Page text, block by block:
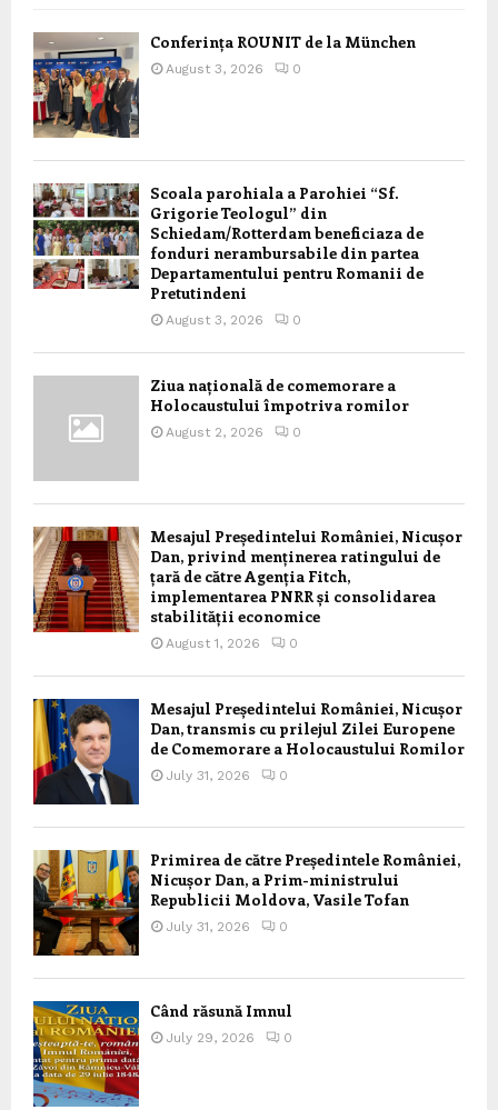
Conferința ROUNIT de la München
August 3, 2026 0
Scoala parohiala a Parohiei “Sf.
Grigorie Teologul” din
Schiedam/Rotterdam beneficiaza de
fonduri nerambursabile din partea
Departamentului pentru Romanii de
Pretutindeni
August 3, 2026 0
Ziua națională de comemorare a
Holocaustului împotriva romilor
August 2, 2026 0
Mesajul Președintelui României, Nicușor
Dan, privind menținerea ratingului de
țară de către Agenția Fitch,
implementarea PNRR și consolidarea
stabilității economice
August 1, 2026 0
Mesajul Președintelui României, Nicușor
Dan, transmis cu prilejul Zilei Europene
de Comemorare a Holocaustului Romilor
July 31, 2026 0
Primirea de către Președintele României,
Nicușor Dan, a Prim-ministrului
Republicii Moldova, Vasile Tofan
July 31, 2026 0
Când răsună Imnul
July 29, 2026 0